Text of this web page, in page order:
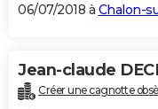
S'inscrire
Se connecter
Lycées
Collèges
Primaires
Universités
Entreprises
Service militaire
Avis de recherche
AVIS DE DÉCÈS
Bricolage
Lifestyle
Culture
Sport
Auto
Television
Voyage
Cinema
06/07/2018 à Chalon-
Jean-claude
Créer une cagnotte